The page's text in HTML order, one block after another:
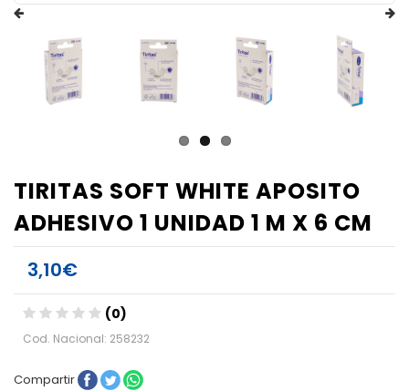
TIRITAS SOFT WHITE APOSITO
ADHESIVO 1 UNIDAD 1 M X 6 CM
3,10€
(0)
Cod. Nacional: 258232
Compartir